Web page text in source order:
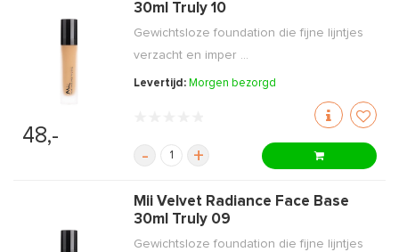
48,-
30ml Truly 10
Gewichtsloze foundation die fijne lijntjes
verzacht en imper ...
Levertijd: Morgen bezorgd
- +
Mii Velvet Radiance Face Base
30ml Truly 09
Gewichtsloze foundation die fijne lijntjes